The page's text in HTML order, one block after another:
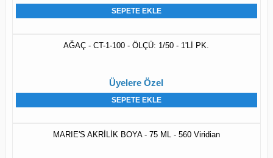
SEPETE EKLE
AĞAÇ - CT-1-100 - ÖLÇÜ: 1/50 - 1'Lİ PK.
Üyelere Özel
SEPETE EKLE
MARIE'S AKRİLİK BOYA - 75 ML - 560 Viridian